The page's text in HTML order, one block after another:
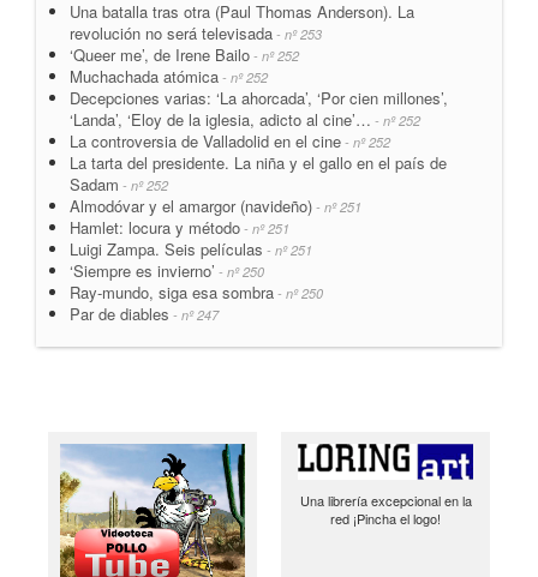
Una batalla tras otra (Paul Thomas Anderson). La
revolución no será televisada - nº 253
‘Queer me’, de Irene Bailo - nº 252
Muchachada atómica - nº 252
Decepciones varias: ‘La ahorcada’, ‘Por cien millones’,
‘Landa’, ‘Eloy de la iglesia, adicto al cine’… - nº 252
La controversia de Valladolid en el cine - nº 252
La tarta del presidente. La niña y el gallo en el país de
Sadam - nº 252
Almodóvar y el amargor (navideño) - nº 251
Hamlet: locura y método - nº 251
Luigi Zampa. Seis películas - nº 251
‘Siempre es invierno’ - nº 250
Ray-mundo, siga esa sombra - nº 250
Par de diables - nº 247
Una librería excepcional en la
red ¡Pincha el logo!